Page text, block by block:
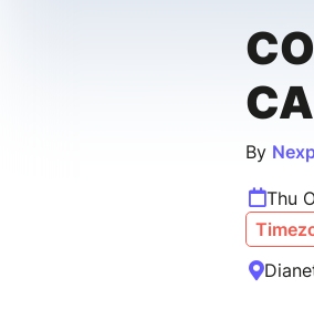
By
Thu